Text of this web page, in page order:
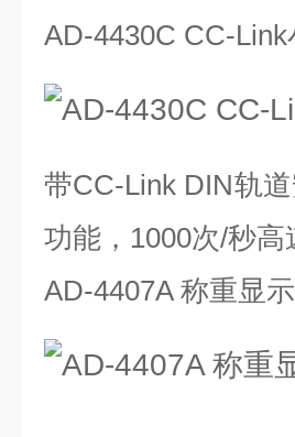
AD-4430C CC-
带CC-Link DIN轨
功能，1000次/秒高
AD-4407A 称重显